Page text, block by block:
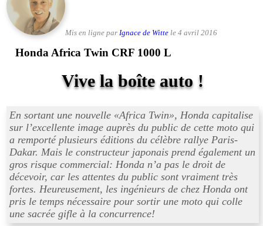
Mis en ligne par Ignace de Witte le 4 avril 2016
Honda Africa Twin CRF 1000 L
Vive la boîte auto !
En sortant une nouvelle «Africa Twin», Honda capitalise
sur l’excellente image auprès du public de cette moto qui
a remporté plusieurs éditions du célèbre rallye Paris-
Dakar. Mais le constructeur japonais prend également un
gros risque commercial: Honda n’a pas le droit de
décevoir, car les attentes du public sont vraiment très
fortes. Heureusement, les ingénieurs de chez Honda ont
pris le temps nécessaire pour sortir une moto qui colle
une sacrée gifle à la concurrence!